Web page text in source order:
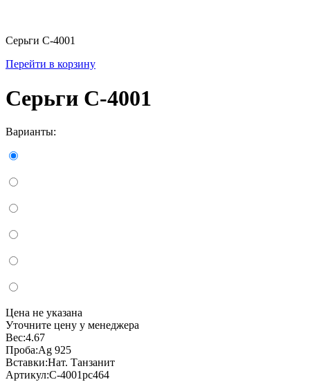
Серьги С-4001
Перейти в корзину
Серьги С-4001
Варианты:
Цена не указана
Уточните цену у менеджера
Вес:4.67
Проба:Ag 925
Вставки:Нат. Танзанит
Артикул:С-4001рс464